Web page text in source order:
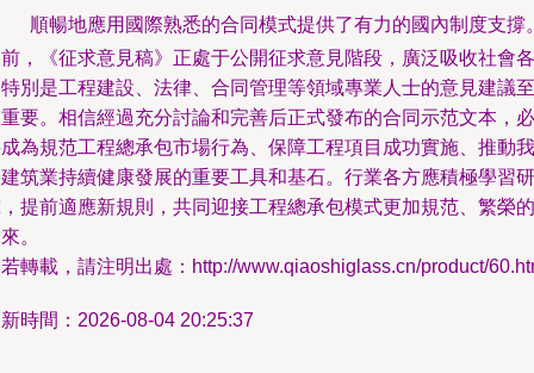
順暢地應用國際熟悉的合同模式提供了有力的國內制度支撐
，《征求意見稿》正處于公開征求意見階段，廣泛吸收社會各
別是工程建設、法律、合同管理等領域專業人士的意見建議至
要。相信經過充分討論和完善后正式發布的合同示范文本，必
為規范工程總承包市場行為、保障工程項目成功實施、推動我
筑業持續健康發展的重要工具和基石。行業各方應積極學習研
提前適應新規則，共同迎接工程總承包模式更加規范、繁榮的
。
轉載，請注明出處：http://www.qiaoshiglass.cn/product/
時間：2026-08-04 20:25:37